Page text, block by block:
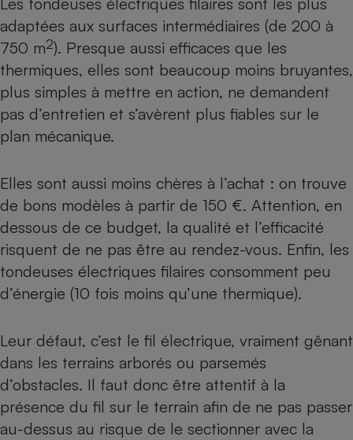
adaptées aux surfaces intermédiaires (de 200 à
750 m2). Presque aussi efficaces que les
thermiques, elles sont beaucoup moins bruyantes,
plus simples à mettre en action, ne demandent
pas d’entretien et s’avèrent plus fiables sur le
plan mécanique.
Elles sont aussi moins chères à l’achat : on trouve
de bons modèles à partir de 150 €. Attention, en
dessous de ce budget, la qualité et l’efficacité
risquent de ne pas être au rendez-vous. Enfin, les
tondeuses électriques filaires consomment peu
d’énergie (10 fois moins qu’une thermique).
Leur défaut, c’est le fil électrique, vraiment gênant
dans les terrains arborés ou parsemés
d’obstacles. Il faut donc être attentif à la
présence du fil sur le terrain afin de ne pas passer
au-dessus au risque de le sectionner avec la